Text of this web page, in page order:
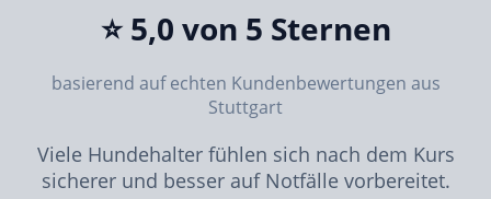
⭐ 5,0 von 5 Sternen
basierend auf echten Kundenbewertungen aus
Stuttgart
Viele Hundehalter fühlen sich nach dem Kurs
sicherer und besser auf Notfälle vorbereitet.